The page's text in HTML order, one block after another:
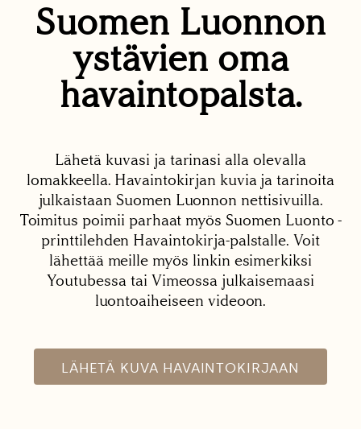
Suomen Luonnon
ystävien oma
havaintopalsta.
Lähetä kuvasi ja tarinasi alla olevalla
lomakkeella. Havaintokirjan kuvia ja tarinoita
julkaistaan Suomen Luonnon nettisivuilla.
Toimitus poimii parhaat myös Suomen Luonto -
printtilehden Havaintokirja-palstalle. Voit
lähettää meille myös linkin esimerkiksi
Youtubessa tai Vimeossa julkaisemaasi
luontoaiheiseen videoon.
LÄHETÄ KUVA HAVAINTOKIRJAAN